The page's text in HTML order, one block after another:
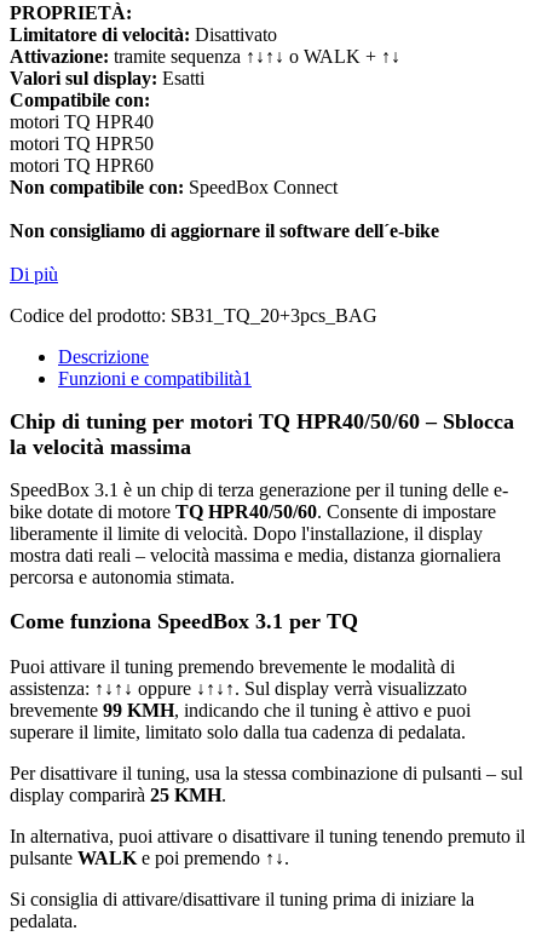
PROPRIETÀ:
Limitatore di velocità: Disattivato
Attivazione: tramite sequenza ↑↓↑↓ o WALK + ↑↓
Valori sul display: Esatti
Compatibile con:
motori TQ HPR40
motori TQ HPR50
motori TQ HPR60
Non compatibile con: SpeedBox Connect
Non consigliamo di aggiornare il software dell´e-bike
Di più
Codice del prodotto: SB31_TQ_20+3pcs_BAG
Descrizione
Funzioni e compatibilità1
Chip di tuning per motori TQ HPR40/50/60 – Sblocca
la velocità massima
SpeedBox 3.1 è un chip di terza generazione per il tuning delle e-
bike dotate di motore TQ HPR40/50/60. Consente di impostare
liberamente il limite di velocità. Dopo l'installazione, il display
mostra dati reali – velocità massima e media, distanza giornaliera
percorsa e autonomia stimata.
Come funziona SpeedBox 3.1 per TQ
Puoi attivare il tuning premendo brevemente le modalità di
assistenza: ↑↓↑↓ oppure ↓↑↓↑. Sul display verrà visualizzato
brevemente 99 KMH, indicando che il tuning è attivo e puoi
superare il limite, limitato solo dalla tua cadenza di pedalata.
Per disattivare il tuning, usa la stessa combinazione di pulsanti – sul
display comparirà 25 KMH.
In alternativa, puoi attivare o disattivare il tuning tenendo premuto il
pulsante WALK e poi premendo ↑↓.
Si consiglia di attivare/disattivare il tuning prima di iniziare la
pedalata.